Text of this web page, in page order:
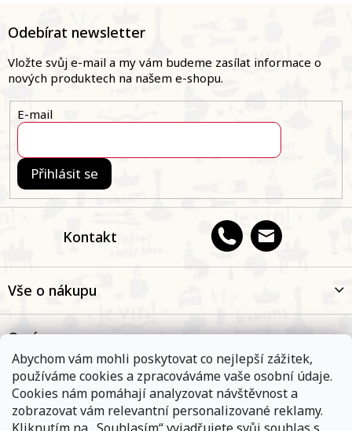
Abychom vám mohli poskytovat co nejlepší zážitek,
používáme cookies a zpracováváme vaše osobní údaje.
Cookies nám pomáhají analyzovat návštěvnost a
zobrazovat vám relevantní personalizované reklamy.
a
Kontakt
Odebírat newsletter
Vložte svůj e-mail a my vám budeme zasílat informace o
nových produktech na našem e-shopu.
E-mail
Přihlásit se
Vše o nákupu
O nás
Oblíbené kategorie